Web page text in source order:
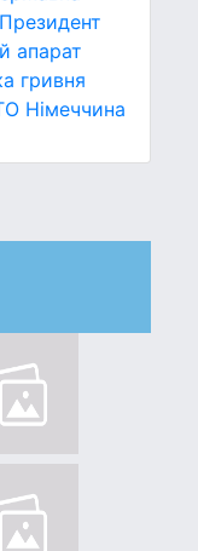
Президент
апарат
гривня
Німеччина